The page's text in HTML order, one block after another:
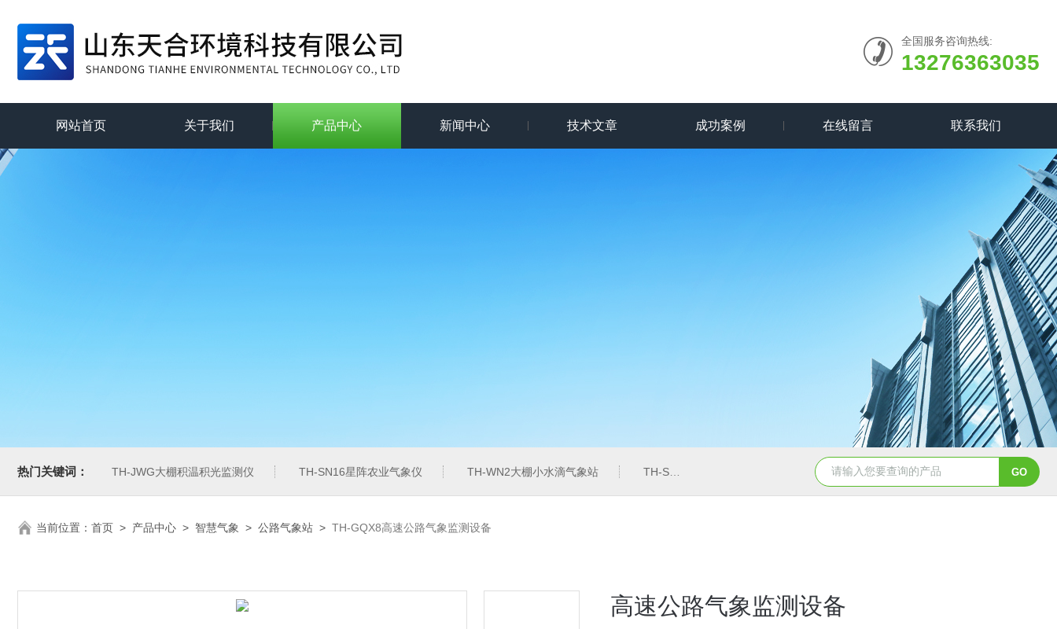
全国服务咨询热线:
13276363035
网站首页 关于我们 产品中心 新闻中心 技术文章 成功案例 在线留言 联系我们
热门关键词： TH-JWG大棚积温积光监测仪 TH-SN16星阵农业气象仪 TH-WN2大棚小水滴气象站 TH-SZZL水质总磷监测仪 TH-LD1雷电预警监测站 TH-GS6管式土
当前位置： 首页 > 产品中心 > 智慧气象 > 公路气象站 > TH-GQX8高速公路气象监测设备
高速公路气象监测设备